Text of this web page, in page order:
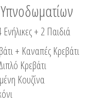
+ 2 Παιδιά
+ Καναπές Κρεβάτι
Κρεβάτι
Κουζίνα